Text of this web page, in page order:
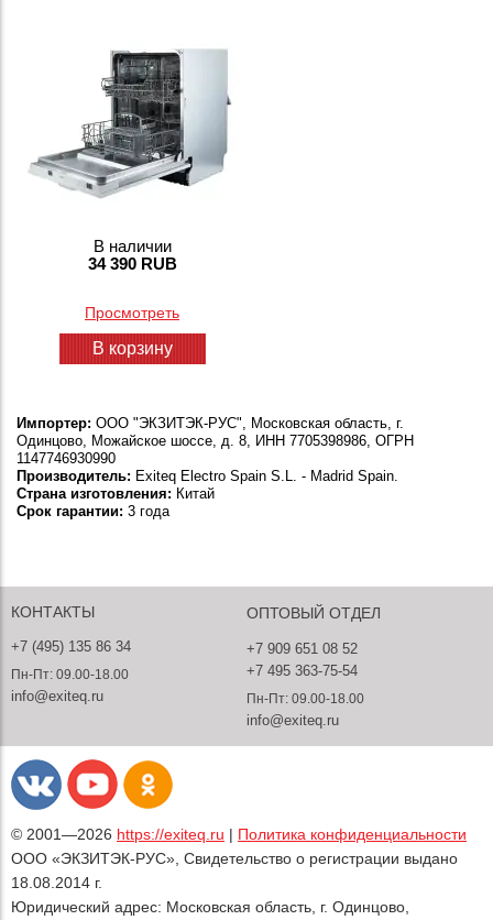
В наличии
34 390 RUB
Просмотреть
В корзину
Импортер: ООО "ЭКЗИТЭК-РУС", Московская область, г.
Одинцово, Можайское шоссе, д. 8, ИНН 7705398986, ОГРН
1147746930990
Производитель: Exiteq Electro Spain S.L. - Madrid Spain.
Страна изготовления: Китай
Срок гарантии: 3 года
КОНТАКТЫ
+7 (495) 135 86 34
Пн-Пт: 09.00-18.00
info@exiteq.ru
ОПТОВЫЙ ОТДЕЛ
+7 909 651 08 52
+7 495 363-75-54
Пн-Пт: 09.00-18.00
info@exiteq.ru
© 2001—2026 https://exiteq.ru | Политика конфиденциальности
ООО «ЭКЗИТЭК-РУС», Свидетельство о регистрации выдано
18.08.2014 г.
Юридический адрес: Московская область, г. Одинцово,